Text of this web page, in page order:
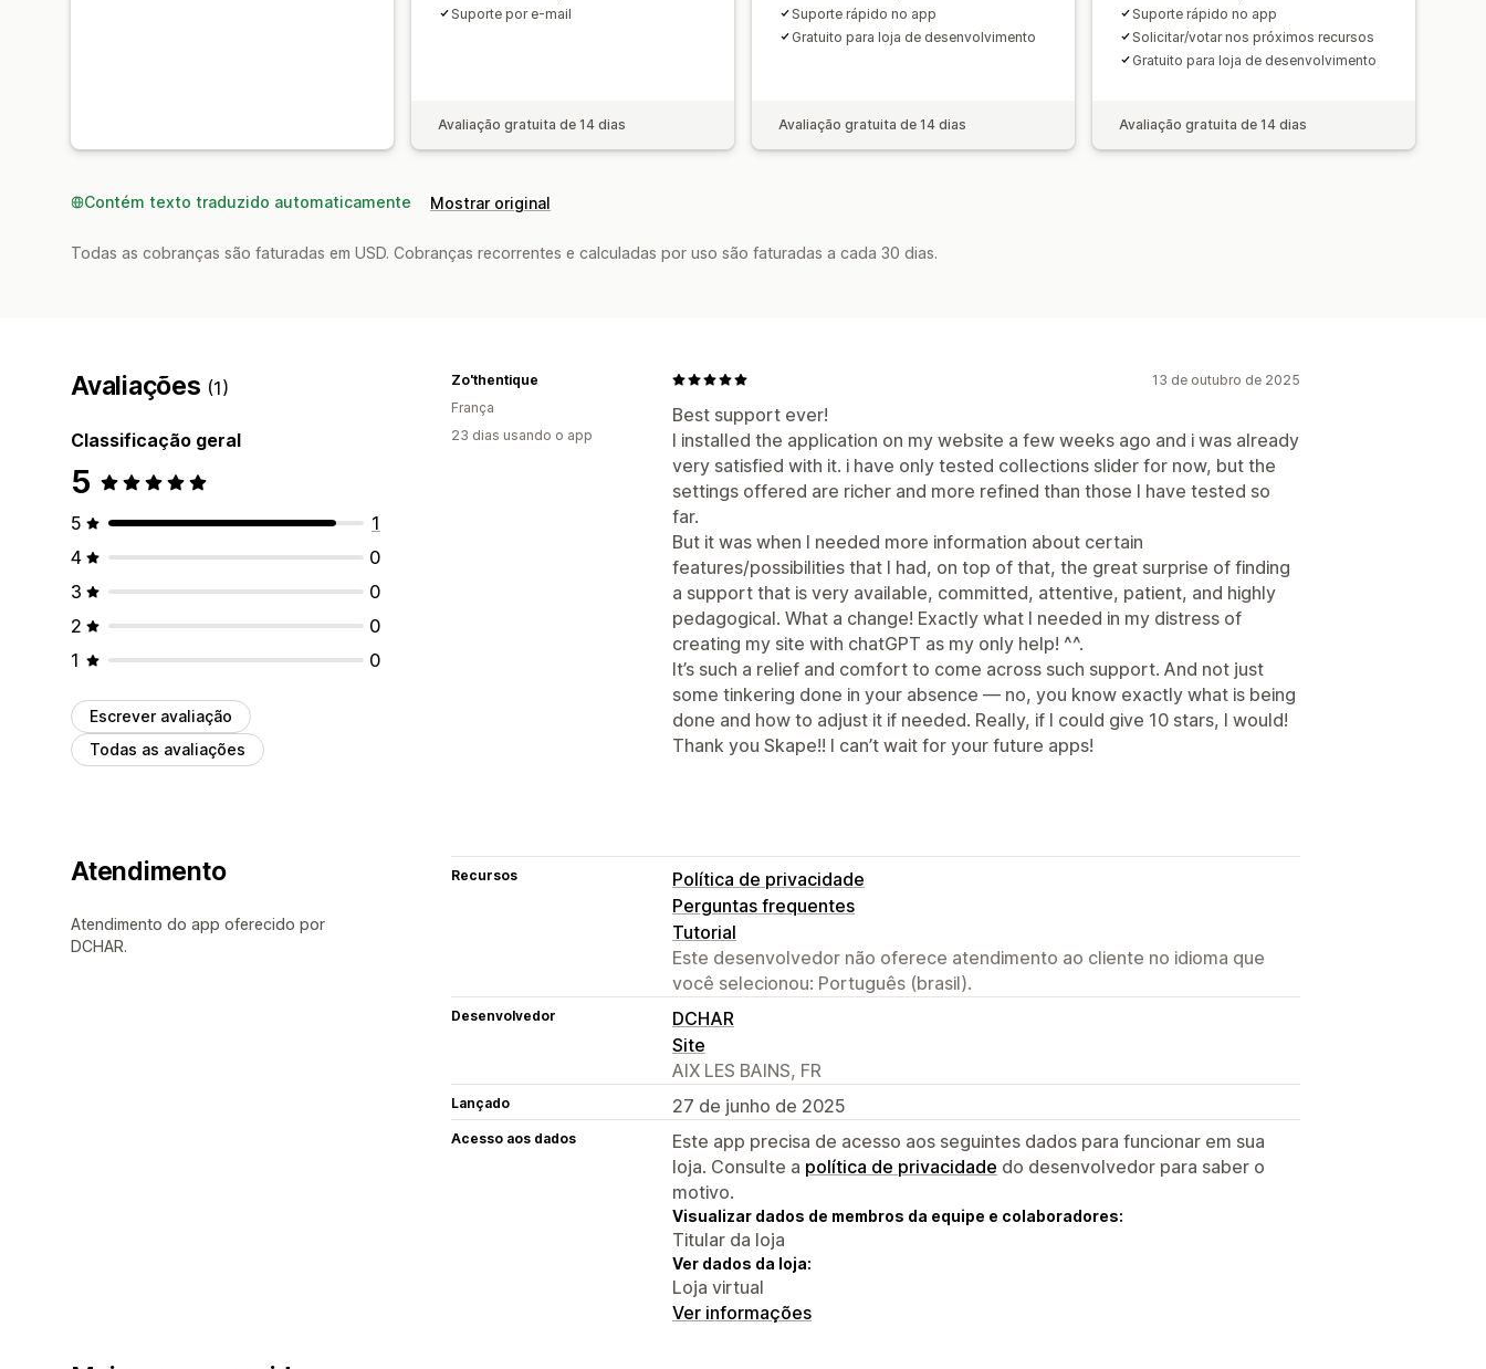
Suporte por e-mail
Avaliação gratuita de 14 dias
Suporte rápido no app
Gratuito para loja de desenvolvimento
Avaliação gratuita de 14 dias
Suporte rápido no app
Solicitar/votar nos próximos recursos
Gratuito para loja de desenvolvimento
Avaliação gratuita de 14 dias
Contém texto traduzido automaticamente Mostrar original
Todas as cobranças são faturadas em USD. Cobranças recorrentes e calculadas por uso são faturadas a cada 30 dias.
Avaliações (1)
Classificação geral
5
5
1
4
0
3
0
2
0
1
0
Escrever avaliação
Todas as avaliações
13 de outubro de 2025
Best support ever!
I installed the application on my website a few weeks ago and i was already
very satisfied with it. i have only tested collections slider for now, but the
settings offered are richer and more refined than those I have tested so
far.
But it was when I needed more information about certain
features/possibilities that I had, on top of that, the great surprise of finding
a support that is very available, committed, attentive, patient, and highly
pedagogical. What a change! Exactly what I needed in my distress of
creating my site with chatGPT as my only help! ^^.
It’s such a relief and comfort to come across such support. And not just
some tinkering done in your absence — no, you know exactly what is being
done and how to adjust it if needed. Really, if I could give 10 stars, I would!
Thank you Skape!! I can’t wait for your future apps!
Zo'thentique
França
23 dias usando o app
Atendimento
Atendimento do app oferecido por
DCHAR.
Recursos
Política de privacidade
Perguntas frequentes
Tutorial
Este desenvolvedor não oferece atendimento ao cliente no idioma que
você selecionou: Português (brasil).
Desenvolvedor
DCHAR
Site
AIX LES BAINS, FR
Lançado 27 de junho de 2025
Acesso aos dados
Este app precisa de acesso aos seguintes dados para funcionar em sua
loja. Consulte a política de privacidade do desenvolvedor para saber o
motivo.
Visualizar dados de membros da equipe e colaboradores:
Titular da loja
Ver dados da loja:
Loja virtual
Ver informações